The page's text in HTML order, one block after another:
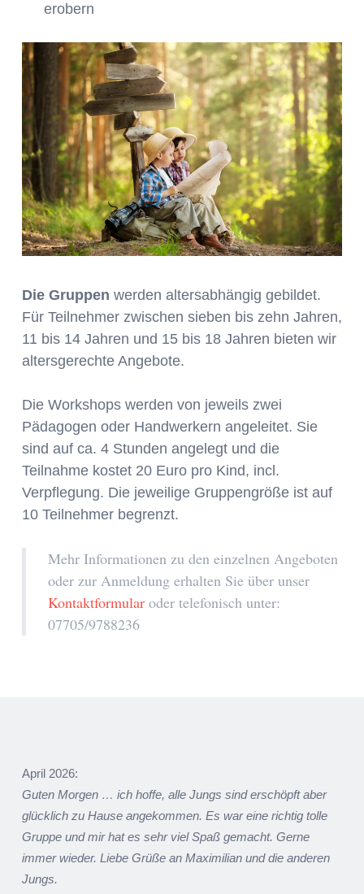
erobern
Die Gruppen werden altersabhängig gebildet.
Für Teilnehmer zwischen sieben bis zehn Jahren,
11 bis 14 Jahren und 15 bis 18 Jahren bieten wir
altersgerechte Angebote.
Die Workshops werden von jeweils zwei
Pädagogen oder Handwerkern angeleitet. Sie
sind auf ca. 4 Stunden angelegt und die
Teilnahme kostet 20 Euro pro Kind, incl.
Verpflegung. Die jeweilige Gruppengröße ist auf
10 Teilnehmer begrenzt.
Mehr Informationen zu den einzelnen Angeboten
oder zur Anmeldung erhalten Sie über unser
Kontaktformular oder telefonisch unter:
07705/9788236
April 2026:
Guten Morgen … ich hoffe, alle Jungs sind erschöpft aber
glücklich zu Hause angekommen. Es war eine richtig tolle
Gruppe und mir hat es sehr viel Spaß gemacht. Gerne
immer wieder. Liebe Grüße an Maximilian und die anderen
Jungs.